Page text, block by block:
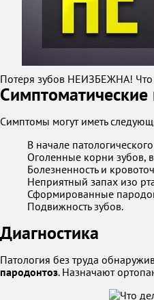
Потеря зубов НЕИЗБЕЖНА!
Симптоматические
Симптомы могут иметь
В начале
Оголенные корни зубов,
Болезненность и
Неприятный запах изо
Сформированные
Подвижность зубов.
Диагностика
Патология без труда
пародонтоз. Назначают